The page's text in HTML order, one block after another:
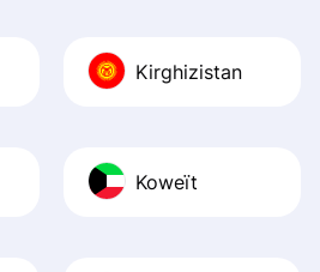
Kirghizistan
Koweït